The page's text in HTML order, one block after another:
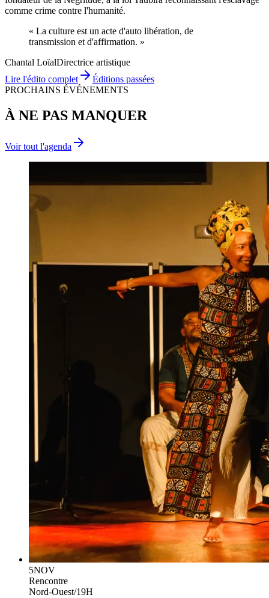
comme crime contre l'humanité.
« La culture est un acte d'auto libération, de
transmission et d'affirmation. »
Chantal LoïalDirectrice artistique
Lire l'édito complet
Éditions passées
PROCHAINS ÉVÉNEMENTS
À NE PAS MANQUER
Voir tout l'agenda
5NOV
Rencontre
Nord-Ouest/19H